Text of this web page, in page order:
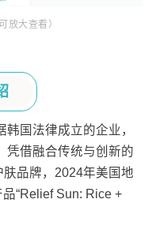
放大查看 ）
韩国法律成立的企业，
凭借融合传统与创新的
品牌， 2024年美国地
品“Relief Sun: Rice +